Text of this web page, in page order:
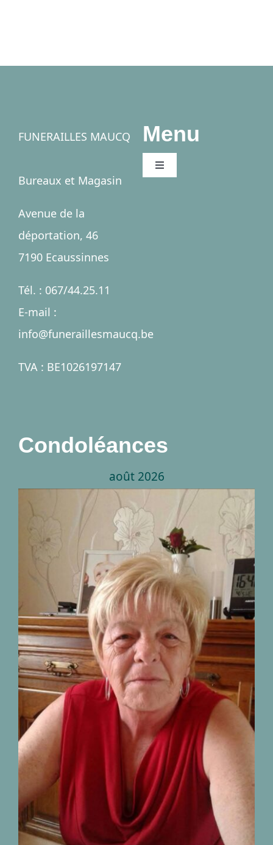
FUNERAILLES MAUCQ
Bureaux et Magasin
Avenue de la
déportation, 46
7190 Ecaussinnes
Tél. : 067/44.25.11
E-mail :
info@funeraillesmaucq.be
TVA : BE1026197147
Menu
Toggle
Salles
Nécrologies
Condoléances
août 2026
Décès de madame
Monique Darquenne
03.05.1952-06.08.2026
nécrologies